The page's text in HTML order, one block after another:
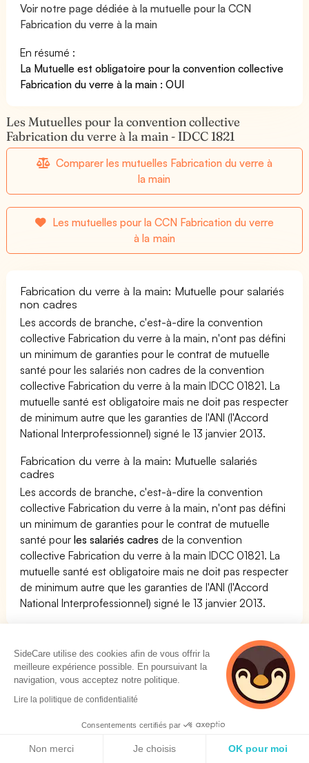
Voir notre page dédiée à la mutuelle pour la CCN
Fabrication du verre à la main
En résumé :
La Mutuelle est obligatoire pour la convention collective
Fabrication du verre à la main : OUI
Les Mutuelles pour la convention collective
Fabrication du verre à la main - IDCC 1821
Comparer les mutuelles Fabrication du verre à
la main
Les mutuelles pour la CCN Fabrication du verre
à la main
Fabrication du verre à la main: Mutuelle pour salariés
non cadres
Les accords de branche, c'est-à-dire la convention
collective Fabrication du verre à la main, n'ont pas défini
un minimum de garanties pour le contrat de mutuelle
santé pour les salariés non cadres de la convention
collective Fabrication du verre à la main IDCC 01821. La
mutuelle santé est obligatoire mais ne doit pas respecter
de minimum autre que les garanties de l'ANI (l'Accord
National Interprofessionnel) signé le 13 janvier 2013.
Fabrication du verre à la main: Mutuelle salariés
cadres
Les accords de branche, c'est-à-dire la convention
collective Fabrication du verre à la main, n'ont pas défini
un minimum de garanties pour le contrat de mutuelle
santé pourles salariés cadres de la convention
collective Fabrication du verre à la main IDCC 01821. La
mutuelle santé est obligatoire mais ne doit pas respecter
de minimum autre que les garanties de l'ANI (l'Accord
National Interprofessionnel) signé le 13 janvier 2013.
Les minima des remboursements des mutuelles santé
prévus par Fabrication du verre à la main
Les conventions collectives imposent la plupart du
temps des minima de remboursement des mutuelles
santé collectives qui vontau-delà du code du travail
Avant de choisir une mutuelle collective pour les salariés
SideCare utilise des cookies afin de vous offrir la
meilleure expérience possible. En poursuivant la
navigation, vous acceptez notre politique.
Lire la politique de confidentialité
Consentements certifiés par
Non merci Je choisis OK pour moi